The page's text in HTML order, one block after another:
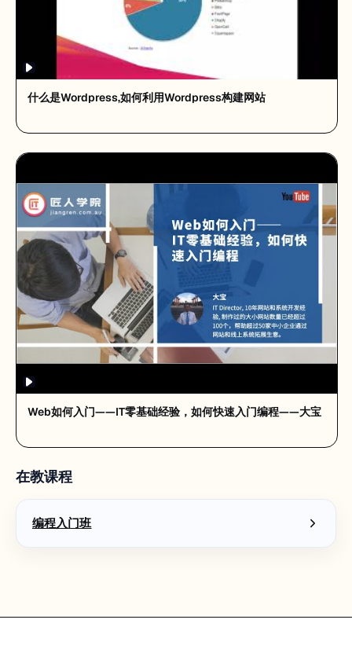
什么是Wordpress,如何利用Wordpress构建网站
Web如何入门——IT零基础经验，如何快速入门编程——大宝
在教课程
编程入门班